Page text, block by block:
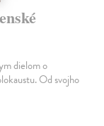
dielom o
Od svojho